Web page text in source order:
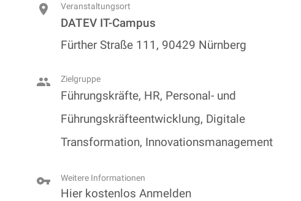
Veranstaltungsort
DATEV IT-Campus
Fürther Straße 111, 90429 Nürnberg
Zielgruppe
Führungskräfte, HR, Personal- und
Führungskräfteentwicklung, Digitale
Transformation, Innovationsmanagement
Weitere Informationen
Hier kostenlos Anmelden